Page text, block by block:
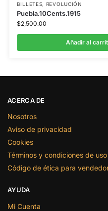
BILLETES, REVOLUCIÓN
Puebla.10Cents.1915
$2,500.00
Añadir al
ACERCA DE
Nosotros
Aviso de privacidad
Cookies
Términos y condiciones de uso
Código de ética para
AYUDA
Mi Cuenta